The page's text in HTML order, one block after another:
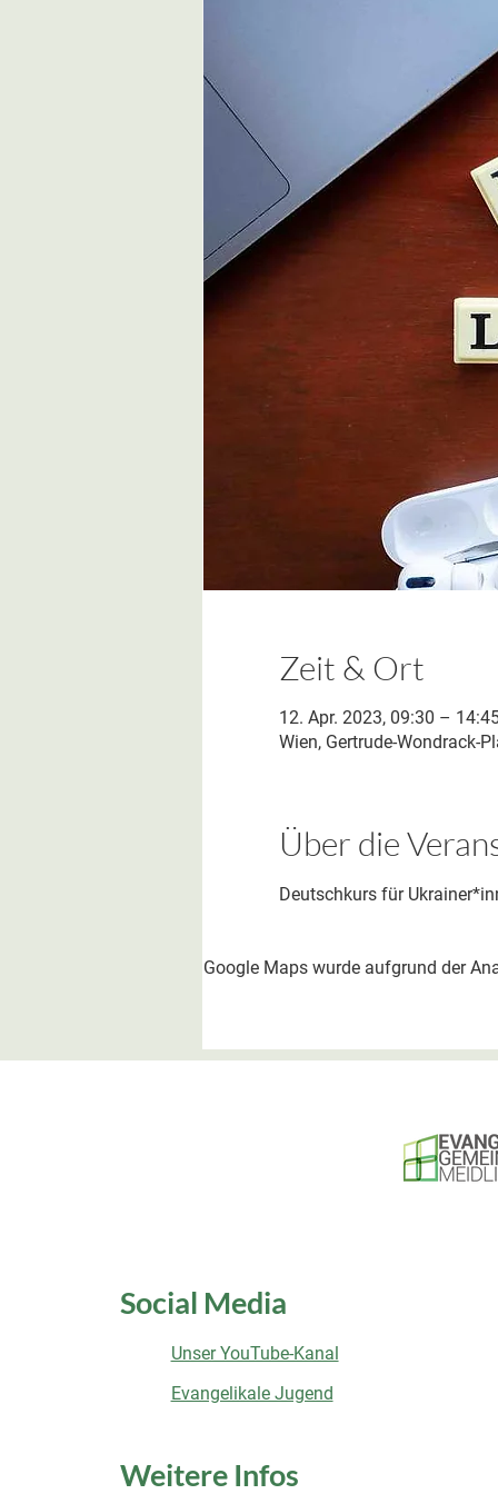
Zeit & Ort
12. Apr. 2023, 09:30 –
Wien, Gertrude-Wondrack-
Über die
Deutschkurs für
Google Maps wurde aufgrund der
Social Media
Unser YouTube-Kanal
Evangelikale Jugend
Weitere Infos